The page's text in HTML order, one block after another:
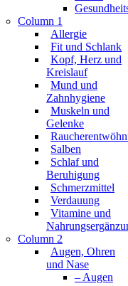
Column 1
Allergie
Fit und Schlank
Kopf, Herz und
Kreislauf
Mund und
Zahnhygiene
Muskeln und
Gelenke
Salben
Schlaf und
Beruhigung
Schmerzmittel
Verdauung
Vitamine und
Column 2
Augen, Ohren
und Nase
– Augen